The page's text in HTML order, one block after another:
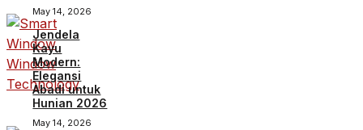
May 14, 2026
Jendela
Kayu
Modern:
Elegansi
Abadi untuk
Hunian 2026
May 14, 2026